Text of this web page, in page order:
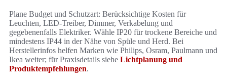
Plane Budget und Schutzart: Berücksichtige Kosten für
Leuchten, LED-Treiber, Dimmer, Verkabelung und
gegebenenfalls Elektriker. Wähle IP20 für trockene Bereiche und
mindestens IP44 in der Nähe von Spüle und Herd. Bei
Herstellerinfos helfen Marken wie Philips, Osram, Paulmann und
Ikea weiter; für Praxisdetails siehe Lichtplanung und
Produktempfehlungen.